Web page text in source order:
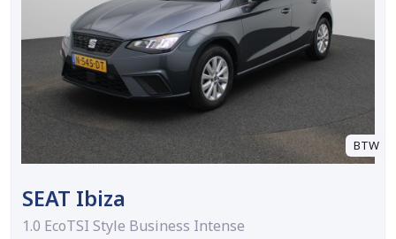
BTW
SEAT Ibiza
1.0 EcoTSI Style Business Intense